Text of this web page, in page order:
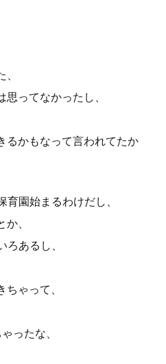
ってなかったし、
るかもなって言われてたか
園始まるわけだし、
、
あるし、
ゃって、
ったな、